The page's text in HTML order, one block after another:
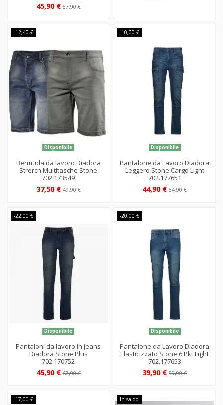
45,90 €57,90 €
-12,40 €
Disponibile
Bermuda da lavoro Diadora
Strerch Multitasche Stone
702.173549
37,50 €49,90 €
-10,00 €
Disponibile
Pantalone da Lavoro Diadora
Leggero Stone Cargo Light
702.177651
44,90 €54,90 €
-22,00 €
Disponibile
Pantaloni da lavoro in Jeans
Diadora Stone Plus
702.170752
45,90 €67,90 €
-20,00 €
Disponibile
Pantalone da Lavoro Diadora
Elasticizzato Stone 6 Pkt Light
702.177653
39,90 €59,90 €
-17,00 €
In saldo!